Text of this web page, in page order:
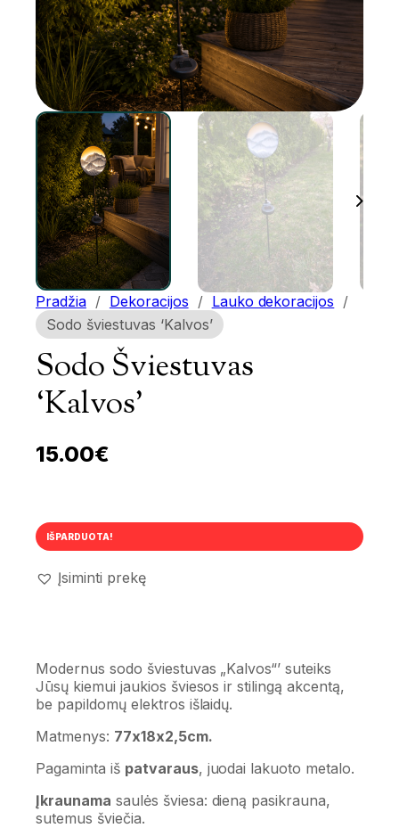
Pradžia / Dekoracijos / Lauko dekoracijos /
Sodo šviestuvas ‘Kalvos’
Sodo Šviestuvas
‘Kalvos’
15.00€
IŠPARDUOTA!
Įsiminti prekę
Modernus sodo šviestuvas „Kalvos“’ suteiks
Jūsų kiemui jaukios šviesos ir stilingą akcentą,
be papildomų elektros išlaidų.
Matmenys: 77x18x2,5cm.
Pagaminta iš patvaraus, juodai lakuoto metalo.
Įkraunama saulės šviesa: dieną pasikrauna,
sutemus šviečia.